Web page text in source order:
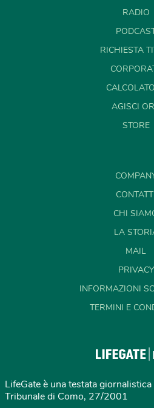
RADIO
RICHIESTA
AGISCI
STORE
CHI
LA
MAIL
PRIVACY
INFORMAZIONI
TERMINI E
LifeGate è una testata
Tribunale di Como, 27/2001